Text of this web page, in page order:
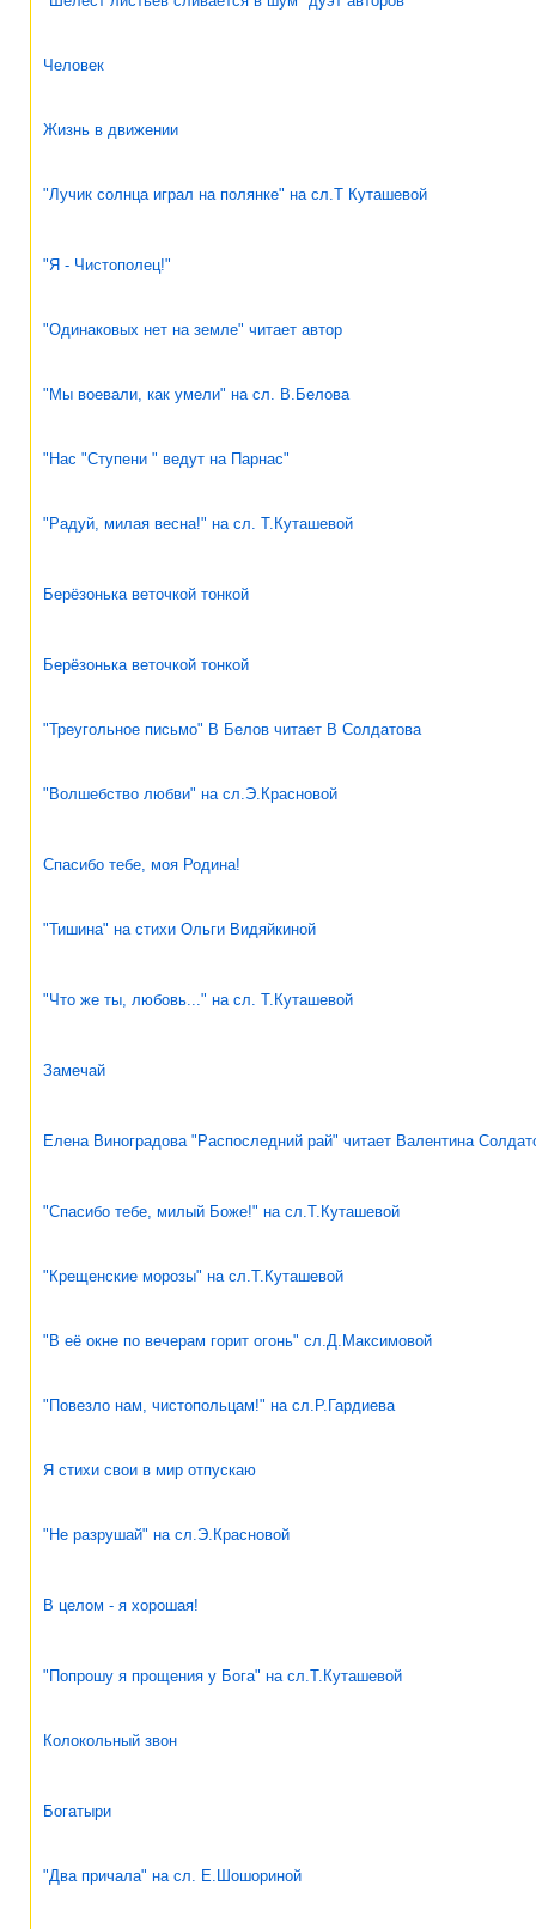
Человек
Жизнь в движении
"Лучик солнца играл на полянке" на сл.Т Куташевой
"Я - Чистополец!"
"Одинаковых нет на земле" читает автор
"Мы воевали, как умели" на сл. В.Белова
"Нас "Ступени " ведут на Парнас"
"Радуй, милая весна!" на сл. Т.Куташевой
Берёзонька веточкой тонкой
Берёзонька веточкой тонкой
"Треугольное письмо" В Белов читает В Солдатова
"Волшебство любви" на сл.Э.Красновой
Спасибо тебе, моя Родина!
"Тишина" на стихи Ольги Видяйкиной
"Что же ты, любовь..." на сл. Т.Куташевой
Замечай
Елена Виноградова "Распоследний рай" читает Валентина
"Спасибо тебе, милый Боже!" на сл.Т.Куташевой
"Крещенские морозы" на сл.Т.Куташевой
"В её окне по вечерам горит огонь" сл.Д.Максимовой
"Повезло нам, чистопольцам!" на сл.Р.Гардиева
Я стихи свои в мир отпускаю
"Не разрушай" на сл.Э.Красновой
В целом - я хорошая!
"Попрошу я прощения у Бога" на сл.Т.Куташевой
Колокольный звон
Богатыри
"Два причала" на сл. Е.Шошориной